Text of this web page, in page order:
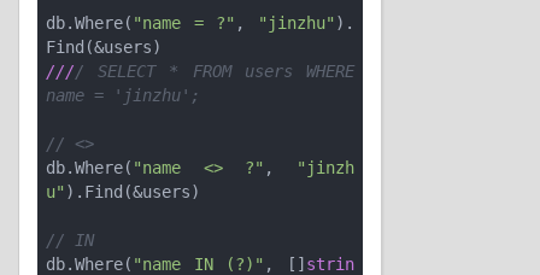
db.Where( "name = ?" , "jinzhu" ).
//// SELECT * FROM users WHERE
name = 'jinzhu';
// <>
db.Where( "name <> ?" ,
"jinzh
u" ).Find(&users)
// IN
db.Where( "name IN (?)" , [] strin